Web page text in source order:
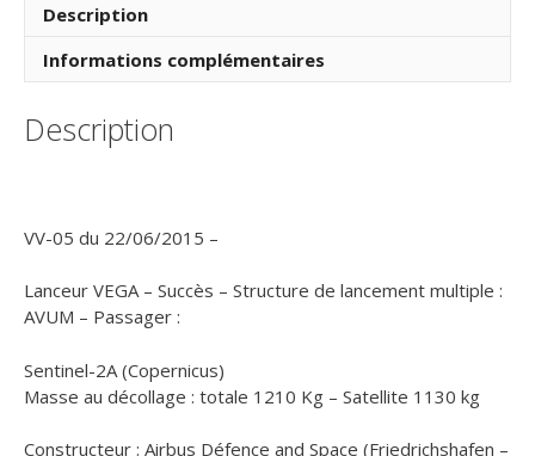
Juin
2015
Description
Informations complémentaires
Description
VV-05 du 22/06/2015 –
Lanceur VEGA – Succès – Structure de lancement multiple :
AVUM – Passager :
Sentinel-2A (Copernicus)
Masse au décollage : totale 1210 Kg – Satellite 1130 kg
Constructeur : Airbus Défence and Space (Friedrichshafen –